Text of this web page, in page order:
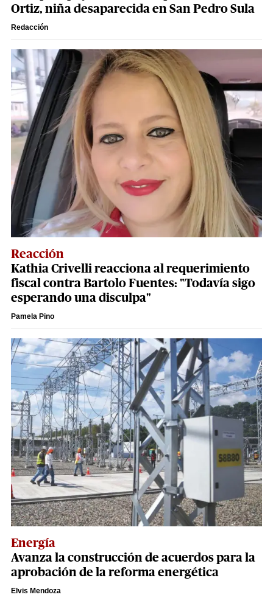
Ortiz, niña desaparecida en San Pedro Sula
Redacción
Reacción
Kathia Crivelli reacciona al requerimiento
fiscal contra Bartolo Fuentes: "Todavía sigo
esperando una disculpa"
Pamela Pino
Energía
Avanza la construcción de acuerdos para la
aprobación de la reforma energética
Elvis Mendoza